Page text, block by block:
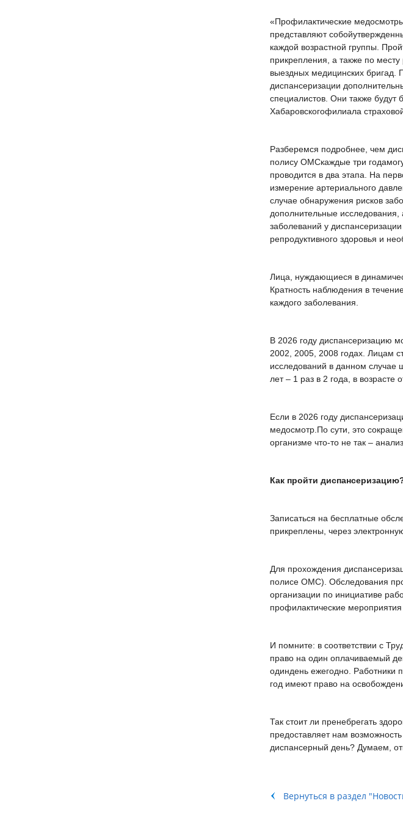
«Профилактические
представляют
каждой возрастной группы.
прикрепления, а также по
выездных медицинских бригад.
диспансеризации
специалистов. Они также будут
Хабаровскогофилиала
Разберемся подробнее, чем
полису ОМСкаждые три
проводится в два этапа. На
измерение артериального
случае обнаружения рисков
дополнительные
заболеваний у
репродуктивного здоровья и
Лица, нуждающиеся в
Кратность наблюдения в
каждого заболевания.
В 2026 году диспансеризацию
2002, 2005, 2008 годах. Лицам
исследований в данном случае
лет – 1 раз в 2 года, в возрасте
Если в 2026 году
медосмотр.По сути, это
организме что-то не так –
Как пройти
Записаться на бесплатные
прикреплены, через
Для прохождения
полисе ОМС). Обследования
организации по инициативе
профилактические
И помните: в соответствии с
право на один оплачиваемый
одиндень ежегодно. Работники
год имеют право на
Так стоит ли пренебрегать
предоставляет нам
диспансерный день? Думаем,
Вернуться в раздел